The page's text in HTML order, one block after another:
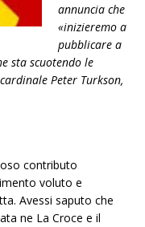
annuncia che
«inizieremo a
pubblicare a
sta scuotendo le
Peter Turkson,
contributo
voluto e
Avessi saputo che
ne La Croce e il